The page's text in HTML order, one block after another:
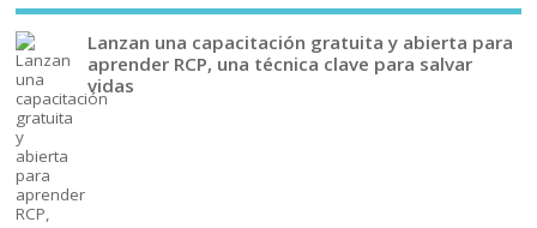
Lanzan una capacitación gratuita y abierta para
aprender RCP, una técnica clave para salvar
vidas